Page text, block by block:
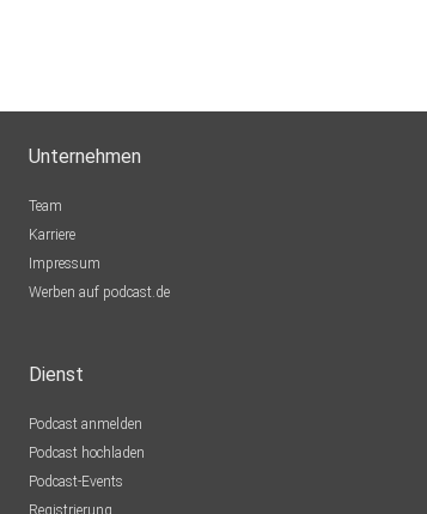
Unternehmen
Team
Karriere
Impressum
Werben auf podcast.de
Dienst
Podcast anmelden
Podcast hochladen
Podcast-Events
Registrierung